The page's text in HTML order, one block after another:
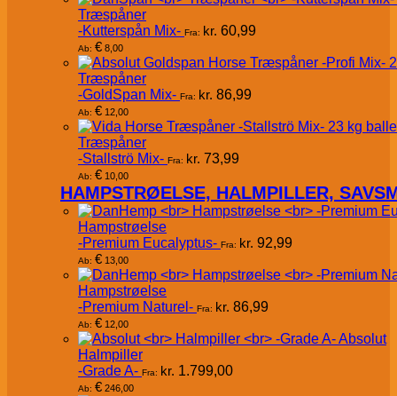
Træspåner
-Kutterspån Mix- Fra: kr. 60,99
Ab: € 8,00
Træspåner
-GoldSpan Mix- Fra: kr. 86,99
Ab: € 12,00
Træspåner
-Stallströ Mix- Fra: kr. 73,99
Ab: € 10,00
HAMPSTRØELSE, HALMPILLER,
Hampstrøelse
-Premium Eucalyptus- Fra: kr. 92,99
Ab: € 13,00
Hampstrøelse
-Premium Naturel- Fra: kr. 86,99
Ab: € 12,00
Absolut
Halmpiller
-Grade A- Fra: kr. 1.799,00
Ab: € 246,00